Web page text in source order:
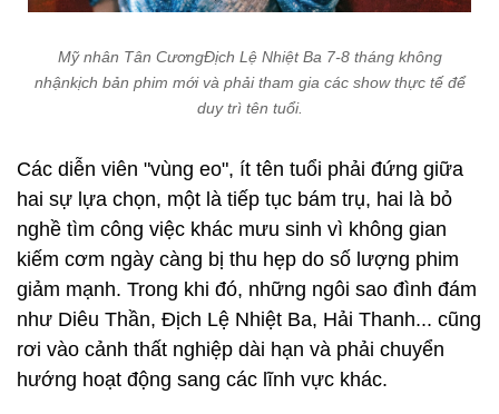
Mỹ nhân Tân CươngĐịch Lệ Nhiệt Ba 7-8 tháng không
nhậnkịch bản phim mới và phải tham gia các show thực tế để
duy trì tên tuổi.
Các diễn viên "vùng eo", ít tên tuổi phải đứng giữa
hai sự lựa chọn, một là tiếp tục bám trụ, hai là bỏ
nghề tìm công việc khác mưu sinh vì không gian
kiếm cơm ngày càng bị thu hẹp do số lượng phim
giảm mạnh. Trong khi đó, những ngôi sao đình đám
như Diêu Thần, Địch Lệ Nhiệt Ba, Hải Thanh... cũng
rơi vào cảnh thất nghiệp dài hạn và phải chuyển
hướng hoạt động sang các lĩnh vực khác.